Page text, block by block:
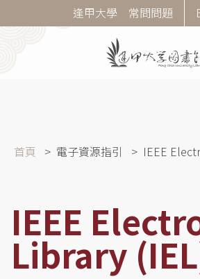
至
Corner
Menu
逢甲大學 常問問題
導
首頁 電子資源指引 IEEE
IEEE
Library